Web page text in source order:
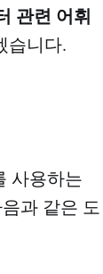
관련 어휘
습니다.
사용하는
과 같은 도